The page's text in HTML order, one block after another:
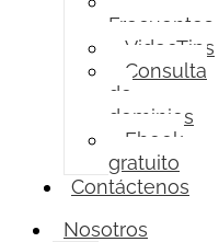
Frecuentes
VideoTips
Consulta
de
dominios
Ebook
gratuito
Contáctenos
Nosotros